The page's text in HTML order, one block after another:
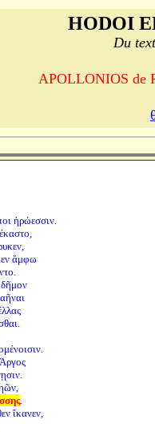
HODOI
Du
APOLLONIOS de
ἡρώεσσιν.
ἄμφω
.
ἵκανεν,